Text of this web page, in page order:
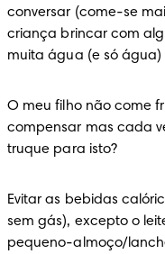
conversar (come-se
criança brincar com
muita água (e só
O meu filho não come
compensar mas cada
truque para isto?
Evitar as bebidas
sem gás), excepto o
pequeno-almoço/